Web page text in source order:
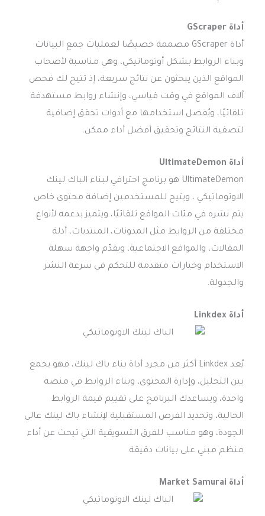
أداة GScraper
أداة GScraper مصممة خصيصًا لعمليات جمع البيانات
وبناء الروابط بشكل أوتوماتيكي، وهي مناسبة لأصحاب
المواقع الذين يبحثون عن نتائج سريعة، إذ تتيح لك فحص
آلاف المواقع في وقت قياسي، وإنشاء روابط مستهدفة
تلقائيًا، ويُفضل استخدامها مع أدوات تحقق إضافية
لتصفية النتائج وتحقيق أفضل أداء ممكن.
أداة UltimateDemon
UltimateDemon هو برنامج احترافي لبناء الباك لينك
الاوتوماتيكي ، ويتيح للمستخدمين إضافة محتوى خاص
يتم نشره في مئات المواقع تلقائيًا، ويتميز بدعمه لأنواع
مختلفة من الروابط مثل المدونات، المنتديات، أدلة
المقالات، والمواقع الاجتماعية، ويقدّم واجهة سهلة
الاستخدام وخيارات متقدمة للتحكم في سرعة النشر
والجدولة.
أداة Linkdex
يُعد Linkdex أكثر من مجرد أداة بناء باك لينك، فهو يجمع
بين التحليل، وإدارة المحتوى، وبناء الروابط في منصة
واحدة، ويساعدك البرنامج على تقييم قيمة الروابط
الحالية، وتحديد الفرص المستقبلية لإنشاء باك لينك عالي
الجودة، وهو مناسب للفرق التسويقية التي تبحث عن أداء
منظم مبني على بيانات دقيقة.
أداة Market Samurai